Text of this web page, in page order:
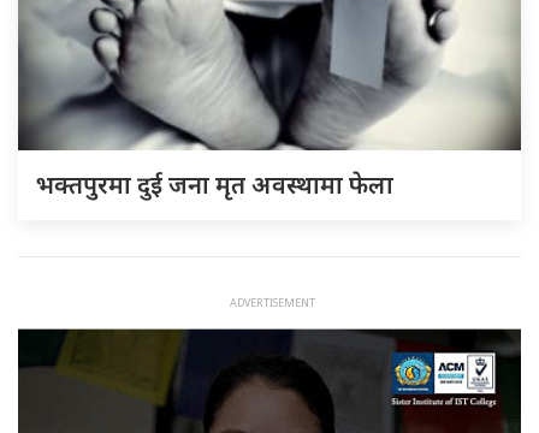
भक्तपुरमा दुई जना मृत अवस्थामा फेला